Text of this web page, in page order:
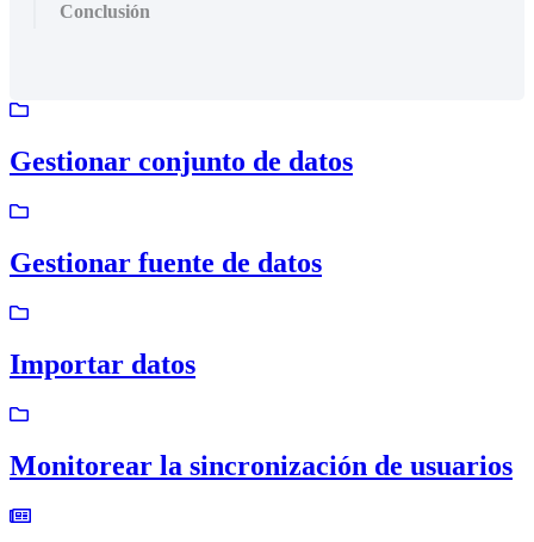
Conclusión
Gestionar conjunto de datos
Gestionar fuente de datos
Importar datos
Monitorear la sincronización de usuarios